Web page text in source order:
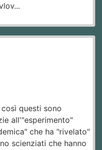
così questi sono
all'"esperimento"
che ha "rivelato"
scienziati che hanno